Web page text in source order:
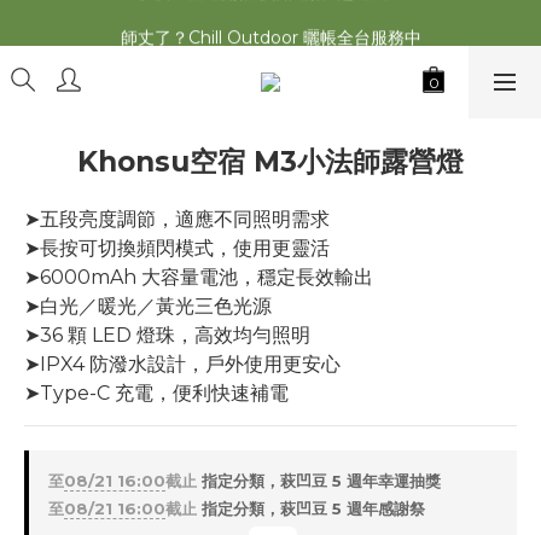
師丈了？Chill Outdoor 曬帳全台服務中
萩遊之魂 2025聯名五單位折疊桌轟動發表⚡️
Khonsu空宿 M3小法師露營燈
➤五段亮度調節，適應不同照明需求
➤長按可切換頻閃模式，使用更靈活
➤6000mAh 大容量電池，穩定長效輸出
➤白光／暖光／黃光三色光源
➤36 顆 LED 燈珠，高效均勻照明
➤IPX4 防潑水設計，戶外使用更安心
➤Type-C 充電，便利快速補電
至08/21 16:00截止 指定分類，萩凹豆 5 週年幸運抽獎
至08/21 16:00截止 指定分類，萩凹豆 5 週年感謝祭